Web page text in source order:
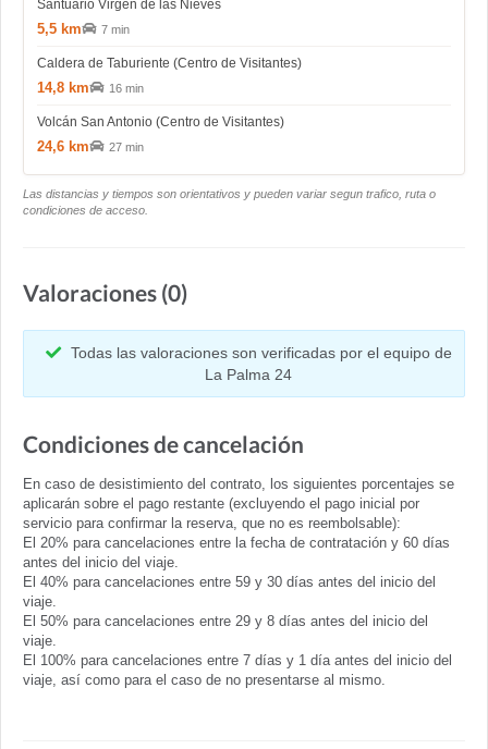
Santuario Virgen de las Nieves
5,5 km 7 min
Caldera de Taburiente (Centro de Visitantes)
14,8 km 16 min
Volcán San Antonio (Centro de Visitantes)
24,6 km 27 min
Las distancias y tiempos son orientativos y pueden variar segun trafico, ruta o
condiciones de acceso.
Valoraciones (0)
Todas las valoraciones son verificadas por el equipo de
La Palma 24
Condiciones de cancelación
En caso de desistimiento del contrato, los siguientes porcentajes se
aplicarán sobre el pago restante (excluyendo el pago inicial por
servicio para confirmar la reserva, que no es reembolsable):
El 20% para cancelaciones entre la fecha de contratación y 60 días
antes del inicio del viaje.
El 40% para cancelaciones entre 59 y 30 días antes del inicio del
viaje.
El 50% para cancelaciones entre 29 y 8 días antes del inicio del
viaje.
El 100% para cancelaciones entre 7 días y 1 día antes del inicio del
viaje, así como para el caso de no presentarse al mismo.